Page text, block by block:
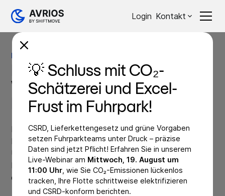
Login Kontakt
💡 Schluss mit CO₂-
Schätzerei und Excel-
Frust im Fuhrpark!
CSRD, Lieferkettengesetz und grüne Vorgaben
setzen Fuhrparkteams unter Druck – präzise
Daten sind jetzt Pflicht! Erfahren Sie in unserem
Live-Webinar am Mittwoch, 19. August um
11:00 Uhr , wie Sie CO₂-Emissionen lückenlos
tracken, Ihre Flotte schrittweise elektrifizieren
und CSRD-konform berichten.
Blog
KFZ-Überlassungsvertrag:
Wichtige Inhalte im
Fuhrpark
Der KFZ-Überlassungsvertrag regelt die
Nutzungsbedingungen rund um den Dienstwagen.
Unternehmen schützen sich vor Missbrauch des
Fahrzeuges. Erfahren Sie jetzt, welche Inhalte in
einem solchen Vertrag nicht fehlen dürfen.
17.07.2023